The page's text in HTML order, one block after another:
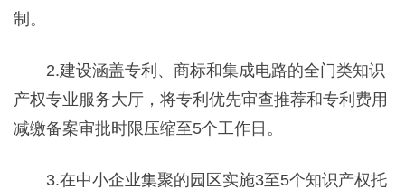
制。
2.建设涵盖专利、商标和集成电路的全门类知识
产权专业服务大厅，将专利优先审查推荐和专利费用
减缴备案审批时限压缩至5个工作日。
3.在中小企业集聚的园区实施3至5个知识产权托